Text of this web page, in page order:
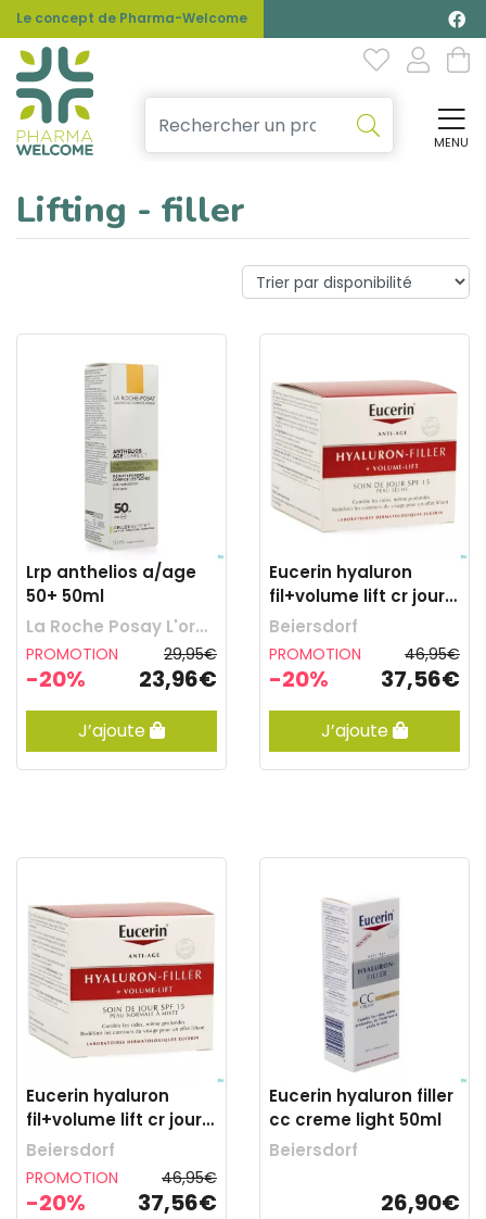
Le concept de Pharma-Welcome
MENU
Lifting - filler
Lrp anthelios a/age
50+ 50ml
La Roche Posay L'oreal Belgilux
PROMOTION
-20%
29,95€
23,96€
J’ajoute
Eucerin hyaluron
fil+volume lift cr jour
p.sec50ml
Beiersdorf
PROMOTION
-20%
46,95€
37,56€
J’ajoute
Eucerin hyaluron
fil+volume lift cr jour
p.mix50ml
Beiersdorf
PROMOTION
-20%
46,95€
37,56€
Eucerin hyaluron filler
cc creme light 50ml
Beiersdorf
26,90€